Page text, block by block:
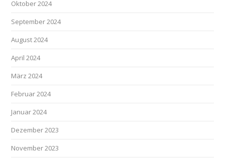
Oktober 2024
September 2024
August 2024
April 2024
März 2024
Februar 2024
Januar 2024
Dezember 2023
November 2023